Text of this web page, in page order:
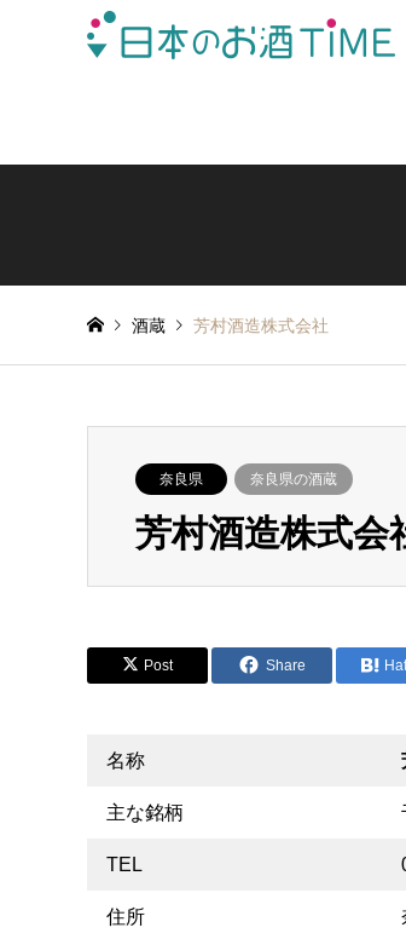
酒蔵 芳村酒造株式会社
奈良県 奈良県の酒蔵
芳村酒造株式会
Post Share
名称
主な銘柄
TEL
住所